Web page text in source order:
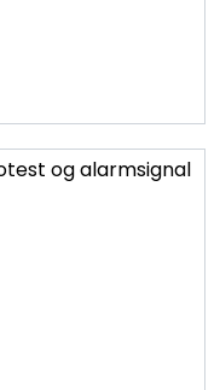
og alarmsignal